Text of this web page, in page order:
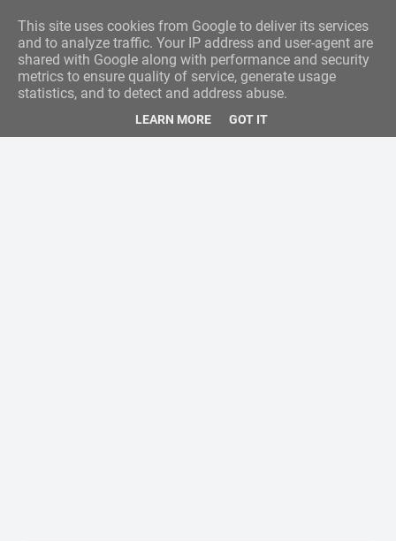
This site uses cookies from Google to deliver its services
and to analyze traffic. Your IP address and user-agent are
shared with Google along with performance and security
metrics to ensure quality of service, generate usage
statistics, and to detect and address abuse.
LEARN MORE GOT IT